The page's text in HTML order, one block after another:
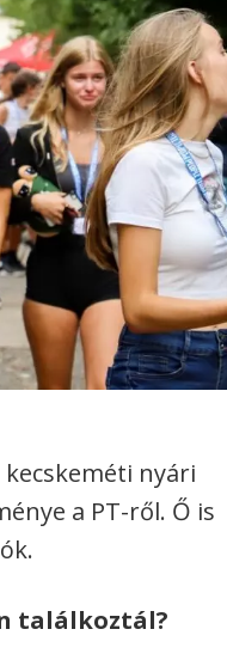
kecskeméti nyári
a PT-ről. Ő is
találkoztál?